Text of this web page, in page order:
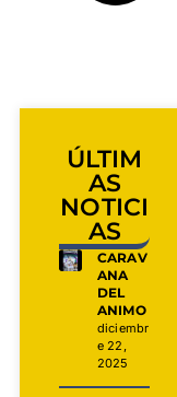
ÚLTIM
AS
NOTICI
AS
CARAV
ANA
DEL
ANIMO
diciembr
e 22,
2025